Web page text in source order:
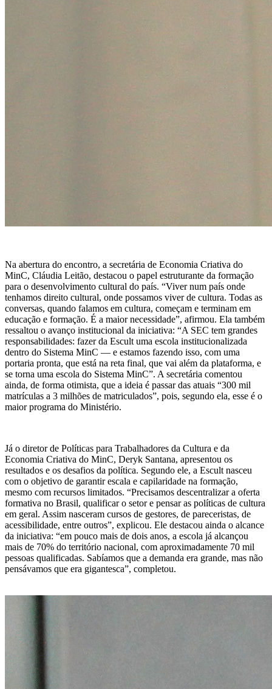
Na abertura do encontro, a secretária de Economia Criativa do
MinC, Cláudia Leitão, destacou o papel estruturante da formação
para o desenvolvimento cultural do país. “Viver num país onde
tenhamos direito cultural, onde possamos viver de cultura. Todas as
conversas, quando falamos em cultura, começam e terminam em
educação e formação. É a maior necessidade”, afirmou. Ela também
ressaltou o avanço institucional da iniciativa: “A SEC tem grandes
responsabilidades: fazer da Escult uma escola institucionalizada
dentro do Sistema MinC — e estamos fazendo isso, com uma
portaria pronta, que está na reta final, que vai além da plataforma, e
se torna uma escola do Sistema MinC”. A secretária comentou
ainda, de forma otimista, que a ideia é passar das atuais “300 mil
matrículas a 3 milhões de matriculados”, pois, segundo ela, esse é o
maior programa do Ministério.
Já o diretor de Políticas para Trabalhadores da Cultura e da
Economia Criativa do MinC, Deryk Santana, apresentou os
resultados e os desafios da política. Segundo ele, a Escult nasceu
com o objetivo de garantir escala e capilaridade na formação,
mesmo com recursos limitados. “Precisamos descentralizar a oferta
formativa no Brasil, qualificar o setor e pensar as políticas de cultura
em geral. Assim nasceram cursos de gestores, de pareceristas, de
acessibilidade, entre outros”, explicou. Ele destacou ainda o alcance
da iniciativa: “em pouco mais de dois anos, a escola já alcançou
mais de 70% do território nacional, com aproximadamente 70 mil
pessoas qualificadas. Sabíamos que a demanda era grande, mas não
pensávamos que era gigantesca”, completou.